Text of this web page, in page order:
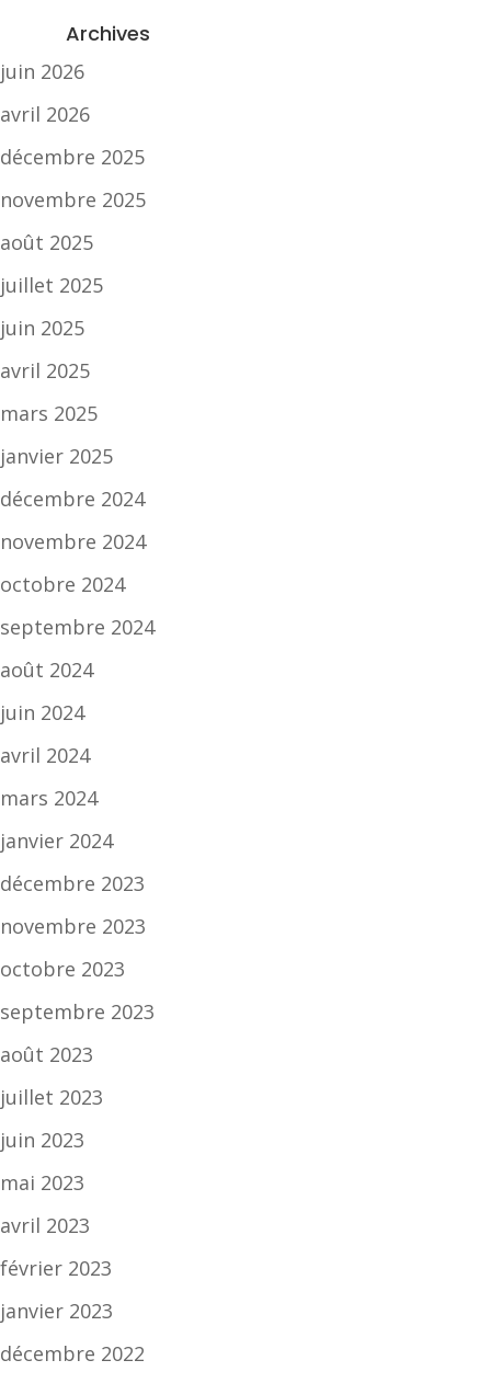
Archives
juin 2026
avril 2026
décembre 2025
novembre 2025
août 2025
juillet 2025
juin 2025
avril 2025
mars 2025
janvier 2025
décembre 2024
novembre 2024
octobre 2024
septembre 2024
août 2024
juin 2024
avril 2024
mars 2024
janvier 2024
décembre 2023
novembre 2023
octobre 2023
septembre 2023
août 2023
juillet 2023
juin 2023
mai 2023
avril 2023
février 2023
janvier 2023
décembre 2022